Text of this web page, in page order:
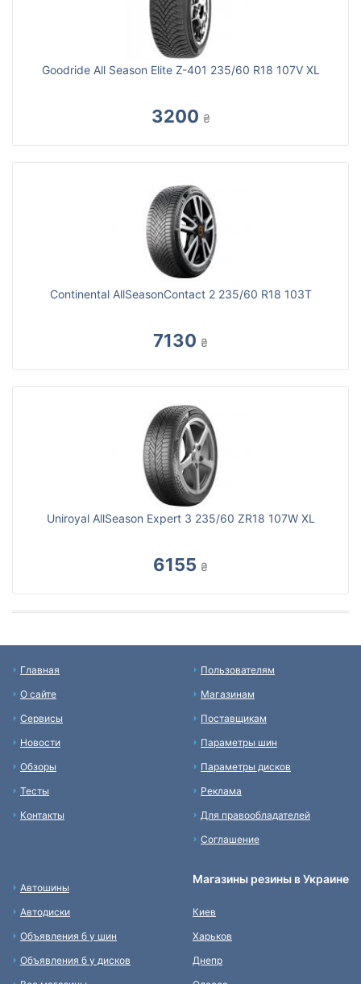
Goodride All Season Elite Z-401 235/60 R18 107V XL
3200 ₴
Continental AllSeasonContact 2 235/60 R18 103T
7130 ₴
Uniroyal AllSeason Expert 3 235/60 ZR18 107W XL
6155 ₴
Главная
О сайте
Сервисы
Новости
Обзоры
Тесты
Контакты
Пользователям
Магазинам
Поставщикам
Параметры шин
Параметры дисков
Реклама
Для правообладателей
Соглашение
Автошины
Автодиски
Объявления б у шин
Объявления б у дисков
Магазины резины в Украине
Киев
Харьков
Днепр